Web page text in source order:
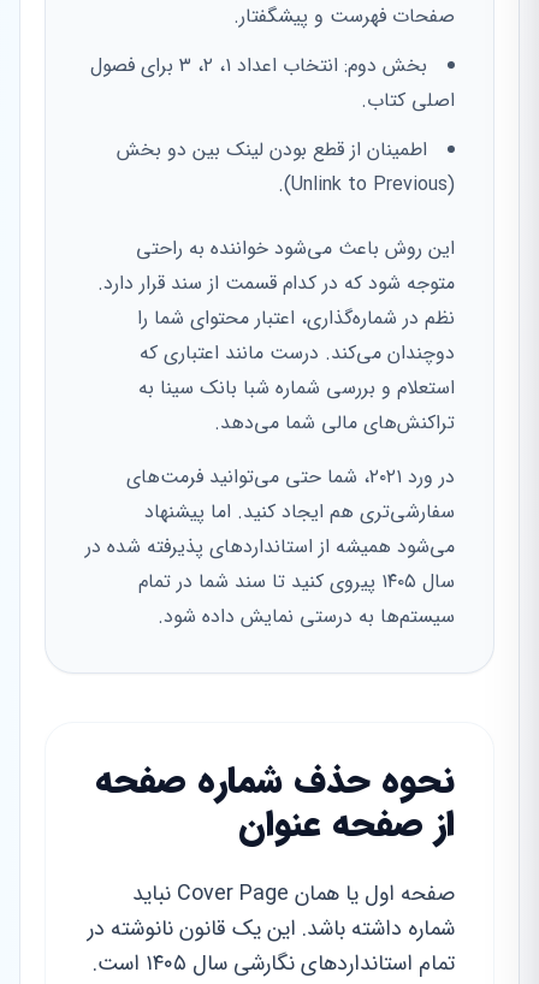
صفحات فهرست و پیشگفتار.
بخش دوم: انتخاب اعداد ۱، ۲، ۳ برای فصول
اصلی کتاب.
اطمینان از قطع بودن لینک بین دو بخش
(Unlink to Previous).
این روش باعث می‌شود خواننده به راحتی
متوجه شود که در کدام قسمت از سند قرار دارد.
نظم در شماره‌گذاری، اعتبار محتوای شما را
دوچندان می‌کند. درست مانند اعتباری که
استعلام و بررسی شماره شبا بانک سینا به
تراکنش‌های مالی شما می‌دهد.
در ورد ۲۰۲۱، شما حتی می‌توانید فرمت‌های
سفارشی‌تری هم ایجاد کنید. اما پیشنهاد
می‌شود همیشه از استانداردهای پذیرفته شده در
سال ۱۴۰۵ پیروی کنید تا سند شما در تمام
سیستم‌ها به درستی نمایش داده شود.
نحوه حذف شماره صفحه
از صفحه عنوان
صفحه اول یا همان Cover Page نباید
شماره داشته باشد. این یک قانون نانوشته در
تمام استانداردهای نگارشی سال ۱۴۰۵ است.